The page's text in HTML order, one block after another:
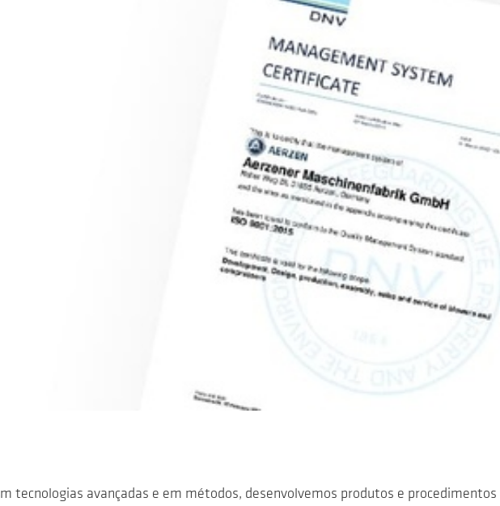
tecnologias avançadas e em métodos, desenvolvemos produtos e